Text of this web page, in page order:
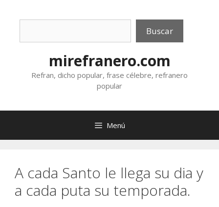
Buscar
mirefranero.com
Refran, dicho popular, frase célebre, refranero
popular
Menú
A cada Santo le llega su dia y
a cada puta su temporada.